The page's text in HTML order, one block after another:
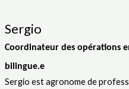
Sergio
Coordinateur des opérations
bilingue.e
Sergio est agronome de